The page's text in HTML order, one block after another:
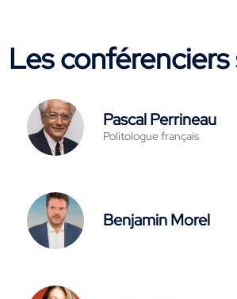
Les conférenciers
Pascal Perrineau
Politologue français
Benjamin Morel